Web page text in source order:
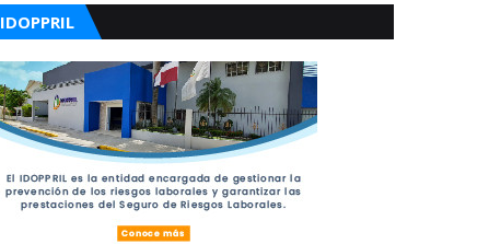
IDOPPRIL